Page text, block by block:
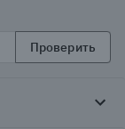
Проверить